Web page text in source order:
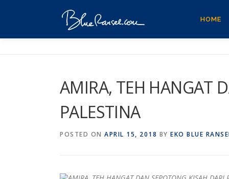
HOME
AMIRA, TEH HANGAT
PALESTINA
POSTED ON APRIL 15, 2018 BY EKO BLUE